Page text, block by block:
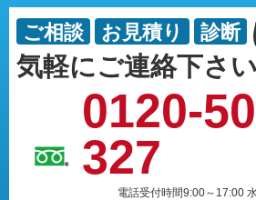
ご相談 お見積り 診断
気軽にご連絡下さ
0120-
327
電話受付時間9:00～17:00